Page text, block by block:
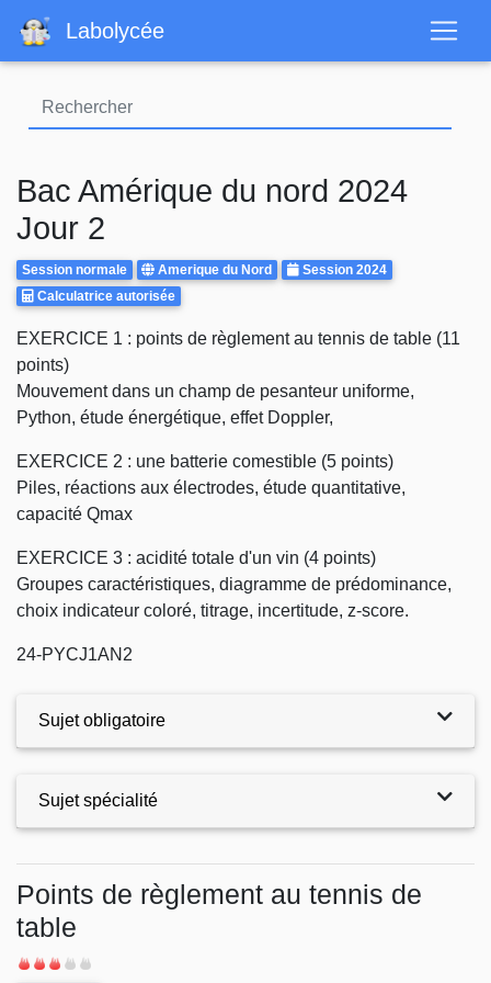
contenu
Labolycée
Bac Amérique du nord 2024
Jour 2
Rattrapages
Session normale
Centre
d'examen
Amerique du Nord Annee
Session 2024
Calculatrice
Calculatrice autorisée
Body
EXERCICE 1 : points de règlement au tennis de table (11
points)
Mouvement dans un champ de pesanteur uniforme,
Python, étude énergétique, effet Doppler,
EXERCICE 2 : une batterie comestible (5 points)
Piles, réactions aux électrodes, étude quantitative,
capacité Qmax
EXERCICE 3 : acidité totale d'un vin (4 points)
Groupes caractéristiques, diagramme de prédominance,
choix indicateur coloré, titrage, incertitude, z-score.
24-PYCJ1AN2
Sujet obligatoire
Sujet spécialité
Points de règlement au tennis de
table
Difficulté